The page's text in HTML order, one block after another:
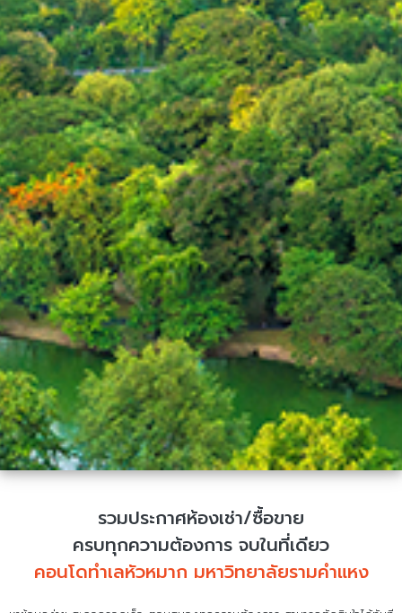
รวมประกาศห้องเช่า/ซื้อขาย
ครบทุกความต้องการ จบในที่เดียว
คอนโดทำเลหัวหมาก มหาวิทยาลัยรามคำแหง